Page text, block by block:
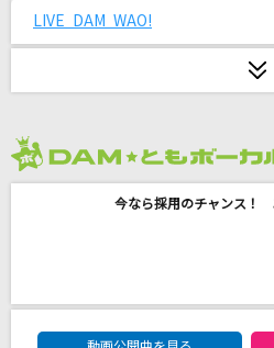
夜の踊り子
U can do it!
かぐや(cv.夏吉ゆうこ)
LIVE DAM WAO!
今なら採用のチャンス！
DAM★ともボーカルエン